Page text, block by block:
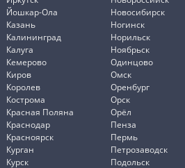
Йошкар-Ола
Казань
Калининград
Калуга
Кемерово
Киров
Королев
Кострома
Красная Поляна
Краснодар
Красноярск
Курган
Курск
Новосибирск
Ногинск
Норильск
Ноябрьск
Одинцово
Омск
Оренбург
Орск
Орёл
Пенза
Пермь
Петрозаводск
Подольск